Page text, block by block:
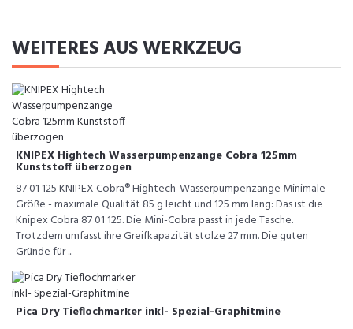
WEITERES AUS WERKZEUG
KNIPEX Hightech Wasserpumpenzange Cobra 125mm
Kunststoff überzogen
87 01 125 KNIPEX Cobra® Hightech-Wasserpumpenzange Minimale
Größe - maximale Qualität 85 g leicht und 125 mm lang: Das ist die
Knipex Cobra 87 01 125. Die Mini-Cobra passt in jede Tasche.
Trotzdem umfasst ihre Greifkapazität stolze 27 mm. Die guten
Gründe für ...
Pica Dry Tieflochmarker inkl- Spezial-Graphitmine